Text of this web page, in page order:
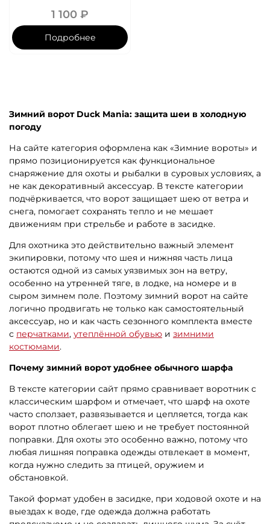
1 100 ₽
Подробнее
Зимний ворот Duck Mania: защита шеи в холодную
погоду
На сайте категория оформлена как «Зимние вороты» и
прямо позиционируется как функциональное
снаряжение для охоты и рыбалки в суровых условиях, а
не как декоративный аксессуар. В тексте категории
подчёркивается, что ворот защищает шею от ветра и
снега, помогает сохранять тепло и не мешает
движениям при стрельбе и работе в засидке.
Для охотника это действительно важный элемент
экипировки, потому что шея и нижняя часть лица
остаются одной из самых уязвимых зон на ветру,
особенно на утренней тяге, в лодке, на номере и в
сыром зимнем поле. Поэтому зимний ворот на сайте
логично продвигать не только как самостоятельный
аксессуар, но и как часть сезонного комплекта вместе
с перчатками, утеплённой обувью и зимними
костюмами.
Почему зимний ворот удобнее обычного шарфа
В тексте категории сайт прямо сравнивает воротник с
классическим шарфом и отмечает, что шарф на охоте
часто сползает, развязывается и цепляется, тогда как
ворот плотно облегает шею и не требует постоянной
поправки. Для охоты это особенно важно, потому что
любая лишняя поправка одежды отвлекает в момент,
когда нужно следить за птицей, оружием и
обстановкой.
Такой формат удобен в засидке, при ходовой охоте и на
выездах к воде, где одежда должна работать